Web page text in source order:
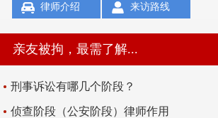
律师介绍 来访路线
亲友被拘，最需了解...
刑事诉讼有哪几个阶段？
侦查阶段（公安阶段）律师作用